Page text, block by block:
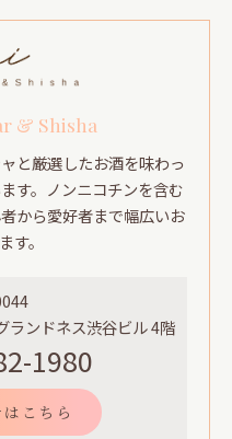
& Shisha
と厳選したお酒を味わっ
す。ノンニコチンを含む
から愛好者まで幅広いお
す。
ランドネス渋谷ビル 4階
1980
こちら